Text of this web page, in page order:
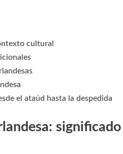
cultural
el ataúd hasta la despedida